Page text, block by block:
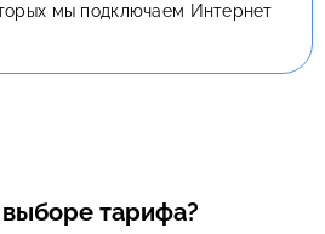
мы подключаем Интернет
тарифа?